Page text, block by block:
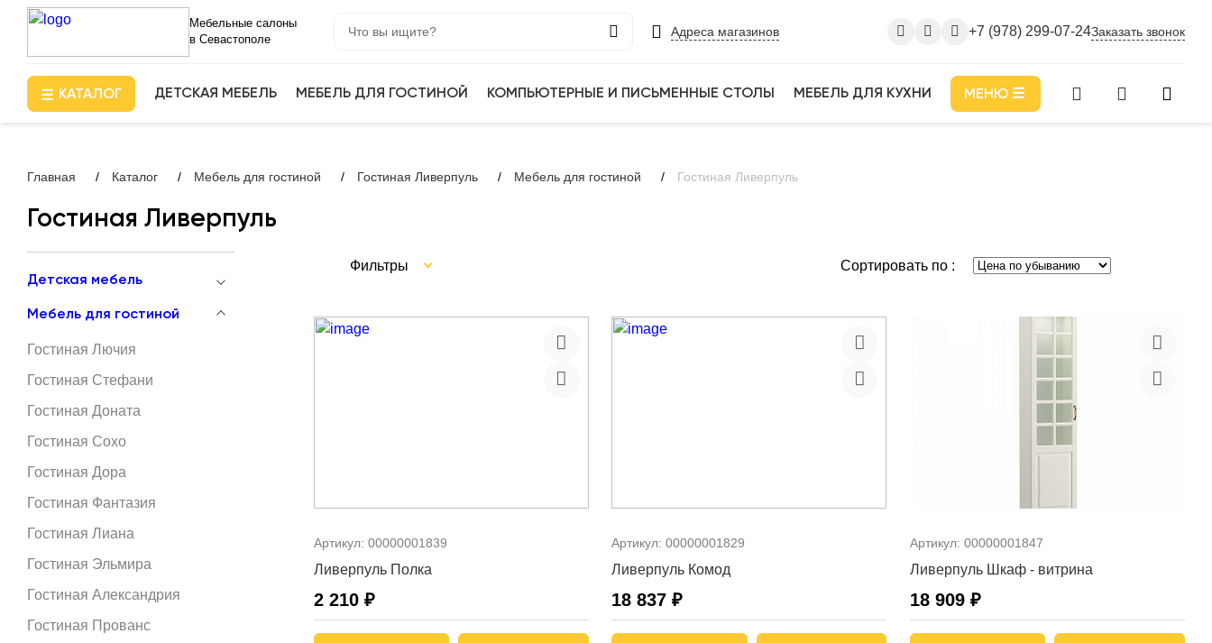
Мебельные салоны
в Севастополе
Адреса магазинов +7 (978) 299-07-24Заказать звонок
КАТАЛОГ ДЕТСКАЯ МЕБЕЛЬ МЕБЕЛЬ ДЛЯ ГОСТИНОЙ КОМПЬЮТЕРНЫЕ И ПИСЬМЕННЫЕ СТОЛЫ МЕБЕЛЬ ДЛЯ КУХНИ МЕНЮ
Главная Каталог Мебель для гостиной Гостиная Ливерпуль Мебель для гостиной Гостиная Ливерпуль
Гостиная Ливерпуль
Детская мебель
Мебель для гостиной
Гостиная Лючия
Гостиная Стефани
Гостиная Доната
Гостиная Сохо
Гостиная Дора
Гостиная Фантазия
Гостиная Лиана
Гостиная Эльмира
Гостиная Александрия
Гостиная Прованс
Фильтры Сортировать по :
Артикул: 00000001839
Ливерпуль Полка
2 210 ₽
Артикул:00000001829
Ливерпуль Комод
18 837 ₽
Артикул: 00000001847
Ливерпуль Шкаф - витрина
18 909 ₽